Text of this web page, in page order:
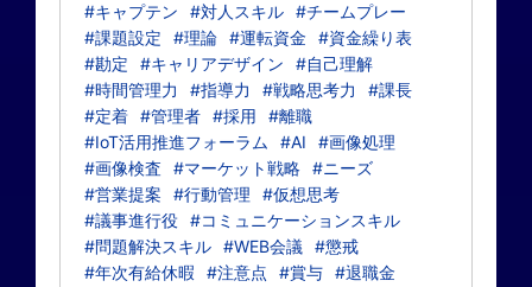
#キャプテン
#対人スキル #チームプレー
#課題設定
#理論 #運転資金
#資金繰り表
#勘定
#キャリアデザイン
#自己理解
#時間管理力
#指導力 #戦略思考力
#課長
#定着 #管理者 #採用
#離職
#IoT活用推進フォーラム
#AI
#画像処理
#画像検査
#マーケット戦略 #ニーズ
#営業提案
#行動管理
#仮想思考
#議事進行役 #コミュニケーションスキル
#問題解決スキル #WEB会議
#懲戒
#年次有給休暇
#注意点 #賞与 #退職金